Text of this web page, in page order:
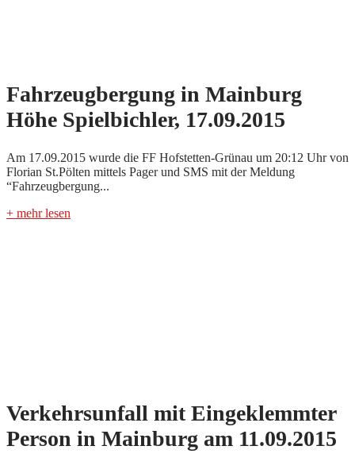
Fahrzeugbergung in Mainburg
Höhe Spielbichler, 17.09.2015
Am 17.09.2015 wurde die FF Hofstetten-Grünau um 20:12 Uhr von
Florian St.Pölten mittels Pager und SMS mit der Meldung
“Fahrzeugbergung...
+ mehr lesen
Verkehrsunfall mit Eingeklemmter
Person in Mainburg am 11.09.2015